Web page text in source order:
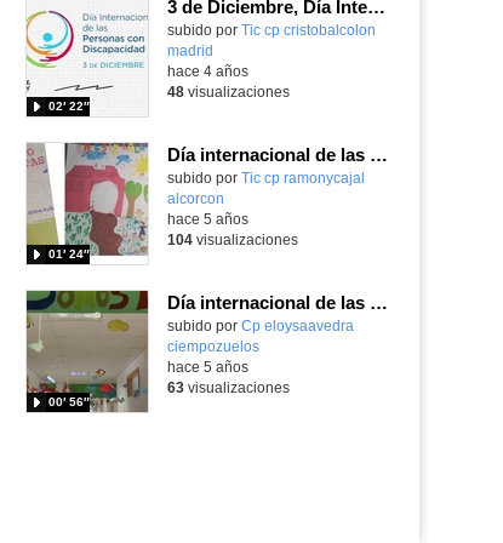
pantalla
3 de Diciembre, Día Internacional de las Personas con Dis-Capacidad
subido por Tic cp cristobalcolon
madrid
02′ 22″
hace 4 años
48visualizaciones
Día internacional de las personas con discapacidad (3/12/21)
Contenido educativo.
subido por Tic cp ramonycajal
alcorcon
01′ 24″
hace 5 años
104visualizaciones
Día internacional de las personas con discapacidad
Contenido educativo.
subido por Cp eloysaavedra
ciempozuelos
00′ 56″
-
hace 5 años
63visualizaciones